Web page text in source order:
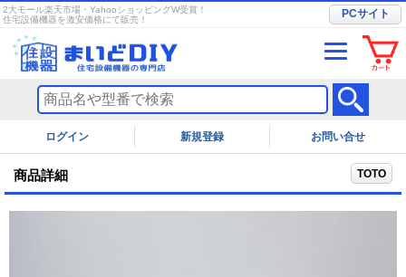
2大モール楽天市場・YahooショッピングW受賞！
住宅設備機器を激安価格にて販売！
PCサイト
ログイン お問い合せ
商品詳細 TOTO